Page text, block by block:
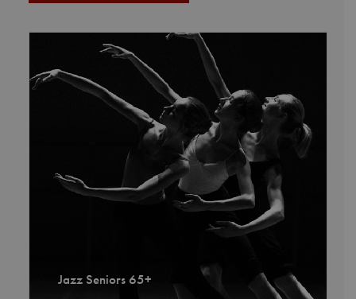
Jazz Seniors 65+